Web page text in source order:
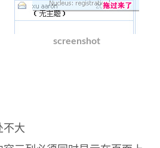
screenshot
不大